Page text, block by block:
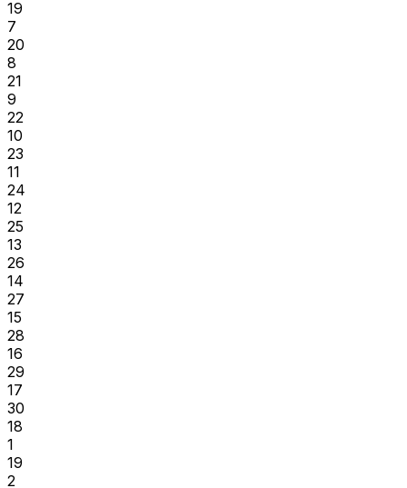
19
7
20
8
21
9
22
10
23
11
24
12
25
13
26
14
27
15
28
16
29
17
30
18
1
19
2